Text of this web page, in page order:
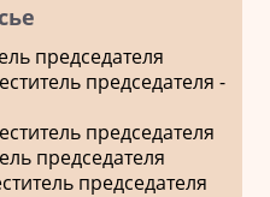
председателя
председателя -
председателя
председателя
председателя